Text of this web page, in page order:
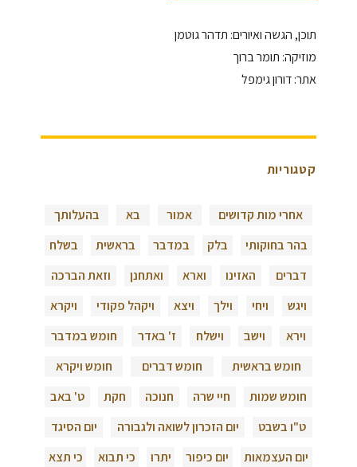
תוכן, הגשה ואיורים: תדהר גוטמן
מוזיקה: תומר ברוך
אתר: דורון גימפל
קטגוריות
אחרי מות קדושים אמור בא
בהעלותך
בהר בחוקותי
בלק במדבר בראשית
בשלח
דברים
האזינו וארא ואתחנן
וזאת הברכה
ויגש
ויחי וילך ויצא ויקהל פקודי
ויקרא
וירא
וישב וישלח ז' באדר
חומש במדבר
חומש בראשית
חומש דברים
חומש ויקרא
חומש שמות
חיי שרה חנוכה חקת
ט' באב
ט"ו בשבט
יום הזכרון לשואה ולגבורה
יום הסיגד
יום העצמאות
יום כיפור יתרו כי תבוא
כי תצא